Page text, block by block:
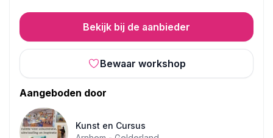
Bekijk bij de aanbieder
Bewaar workshop
Aangeboden door
Kunst en Cursus